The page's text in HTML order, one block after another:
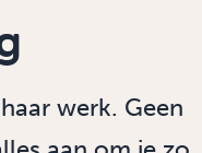
werk. Geen